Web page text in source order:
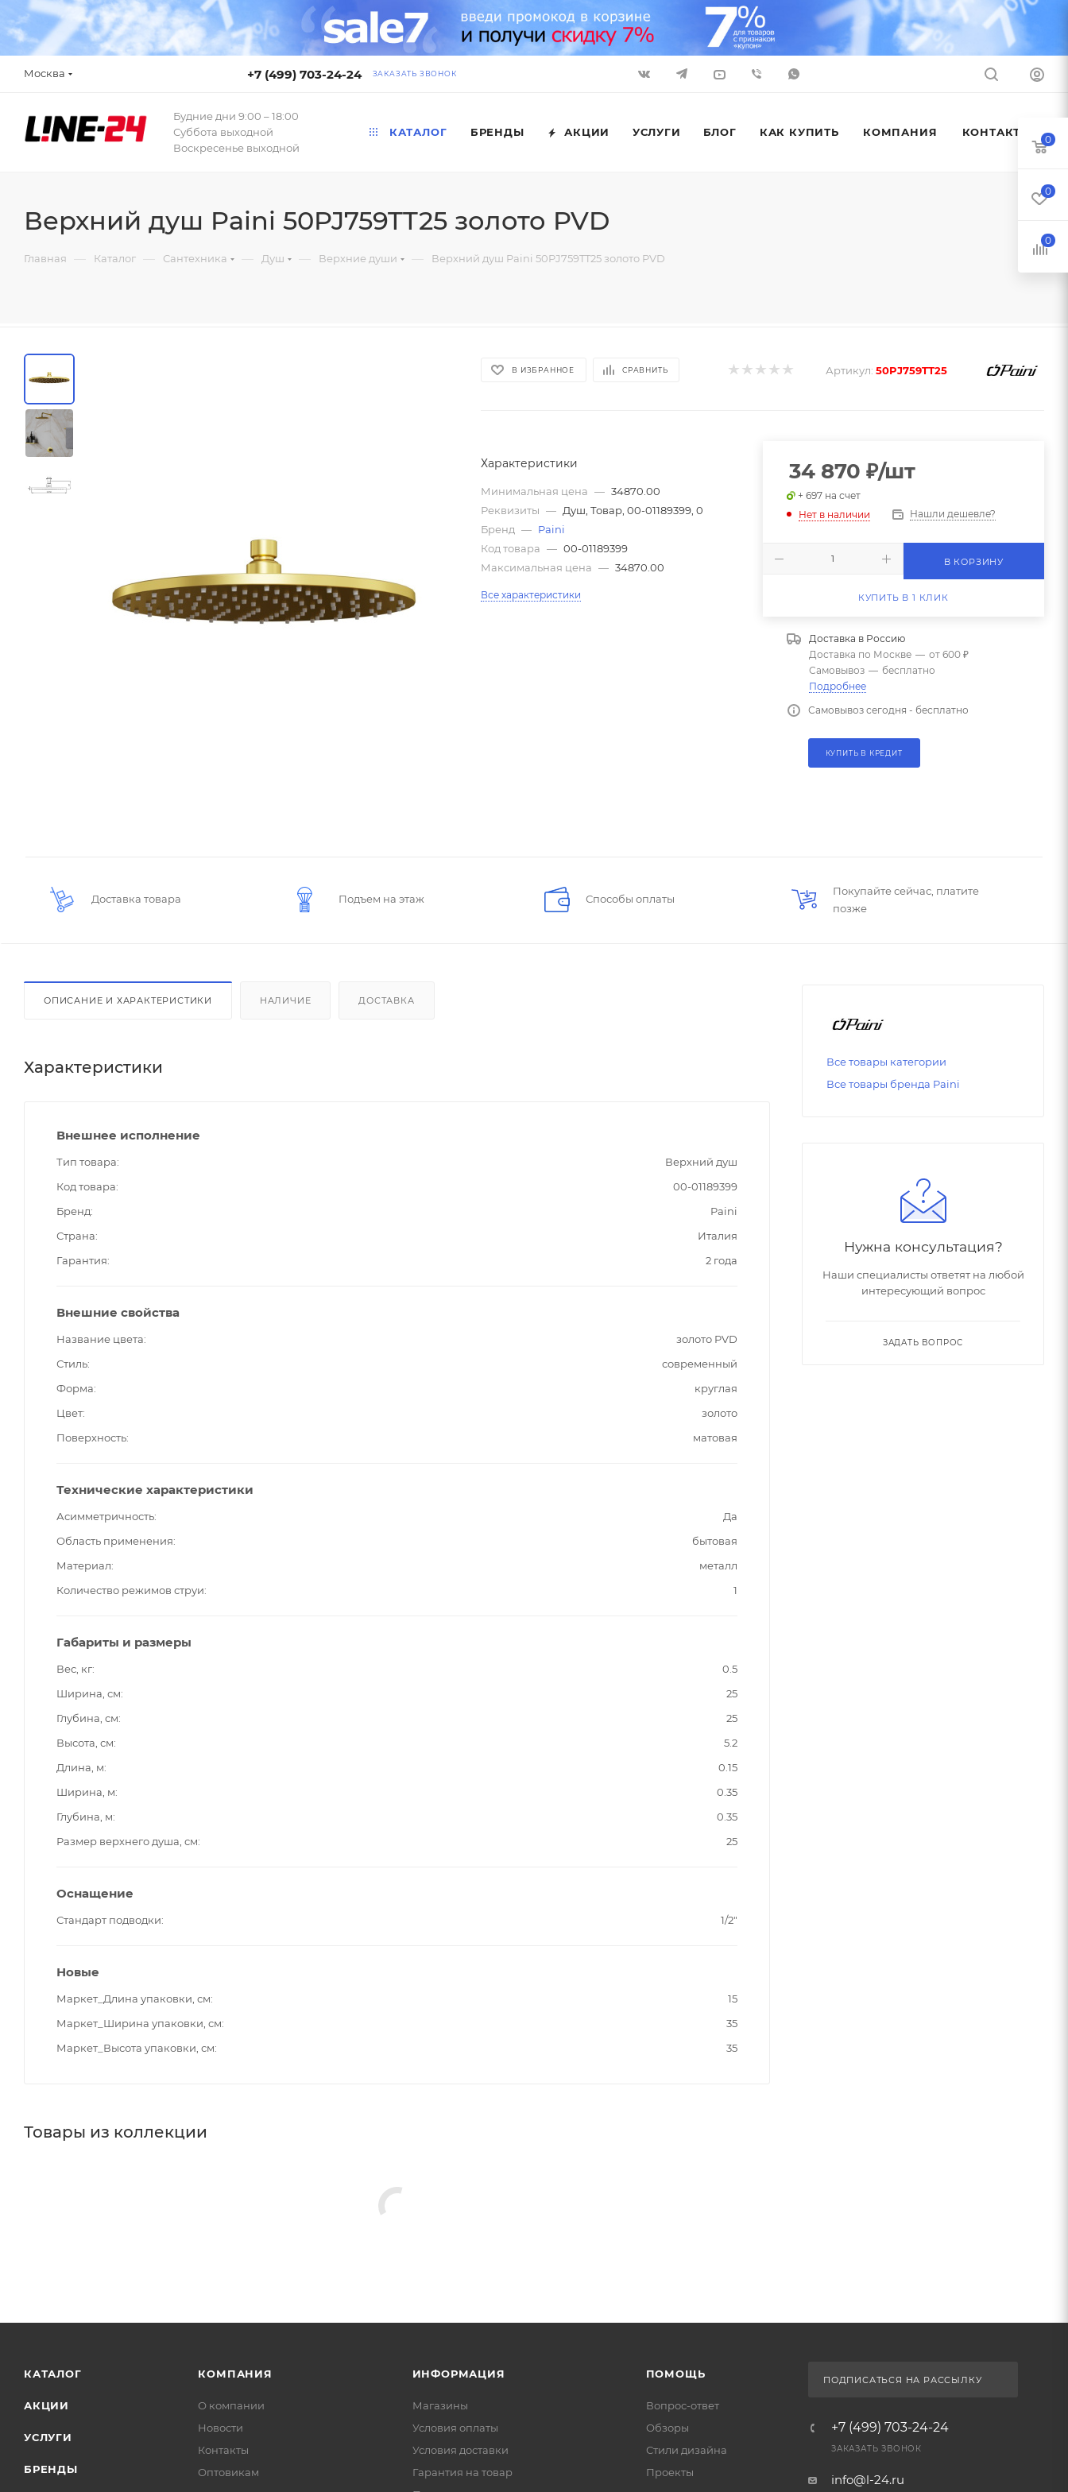
Москва +7 (499) 703-24-24 ЗАКАЗАТЬ ЗВОНОК
Будние дни 9:00 – 18:00
Суббота выходной
Воскресенье выходной
КАТАЛОГ БРЕНДЫ АКЦИИ УСЛУГИ БЛОГ КАК КУПИТЬ КОМПАНИЯ КОНТАКТЫ
Верхний душ Paini 50PJ759TT25 золото PVD
Главная — Каталог — Сантехника — Душ — Верхние души — Верхний душ Paini 50PJ759TT25 золото PVD
В ИЗБРАННОЕ СРАВНИТЬ Артикул: 50PJ759TT25
Характеристики
Минимальная цена — 34870.00
Реквизиты — Душ, Товар, 00-01189399, 0
Бренд — Paini
Код товара — 00-01189399
Максимальная цена — 34870.00
Все характеристики
34 870 ₽/шт
+ 697 на счет
Нет в наличии
Нашли дешевле?
В КОРЗИНУ
КУПИТЬ В 1 КЛИК
Доставка в Россию
Доставка по Москве — от 600 ₽
Самовывоз — бесплатно
Подробнее
Самовывоз сегодня - бесплатно
КУПИТЬ В КРЕДИТ
Доставка товара Подъем на этаж Способы оплаты
Покупайте сейчас, платите
позже
ОПИСАНИЕ И ХАРАКТЕРИСТИКИ НАЛИЧИЕ ДОСТАВКА
Характеристики
Внешнее исполнение
Тип товара
Верхний душ
Код товара
00-01189399
Бренд
Paini
Страна
Италия
Гарантия
2 года
Внешние свойства
Название цвета
золото PVD
Стиль
современный
Форма
круглая
Цвет
золото
Поверхность
матовая
Технические характеристики
Асимметричность
Да
Область применения
бытовая
Материал
металл
Количество режимов струи
1
Габариты и размеры
Вес, кг
0.5
Ширина, см
25
Глубина, см
25
Высота, см
5.2
Длина, м
0.15
Ширина, м
0.35
Глубина, м
0.35
Размер верхнего душа, см
25
Оснащение
Стандарт подводки 1/2"
Новые
Маркет_Длина упаковки, см
15
Маркет_Ширина упаковки, см
35
Маркет_Высота упаковки, см
35
Товары из коллекции
Все товары категории
Все товары бренда Paini
Нужна консультация?
Наши специалисты ответят на любой
интересующий вопрос
ЗАДАТЬ ВОПРОС
КАТАЛОГ
АКЦИИ
УСЛУГИ
БРЕНДЫ
КОМПАНИЯ
О компании
Новости
Контакты
Оптовикам
ИНФОРМАЦИЯ
Магазины
Условия оплаты
Условия доставки
Гарантия на товар
ПОМОЩЬ
Вопрос-ответ
Обзоры
Стили дизайна
Проекты
ПОДПИСАТЬСЯ НА РАССЫЛКУ
+7 (499) 703-24-24
ЗАКАЗАТЬ ЗВОНОК
info@l-24.ru
0
0
0